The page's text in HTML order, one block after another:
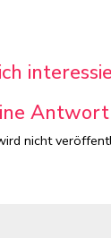
Antwort
nicht